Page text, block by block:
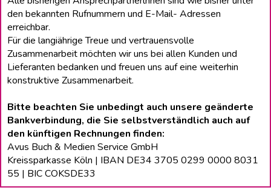
den bekannten Rufnummern und E-Mail- Adressen
erreichbar.
Für die langiährige Treue und vertrauensvolle
Zusammenarbeit möchten wir uns bei allen Kunden und
Lieferanten bedanken und freuen uns auf eine weiterhin
konstruktive Zusammenarbeit.
Bitte beachten Sie unbedingt auch unsere geänderte
Bankverbindung, die Sie selbstverständlich auch auf
den künftigen Rechnungen finden:
Avus Buch & Medien Service GmbH
Kreissparkasse Köln | IBAN DE34 3705 0299 0000 8031
55 | BIC COKSDE33